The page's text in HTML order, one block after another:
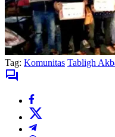
Tag: Komunitas Tabligh